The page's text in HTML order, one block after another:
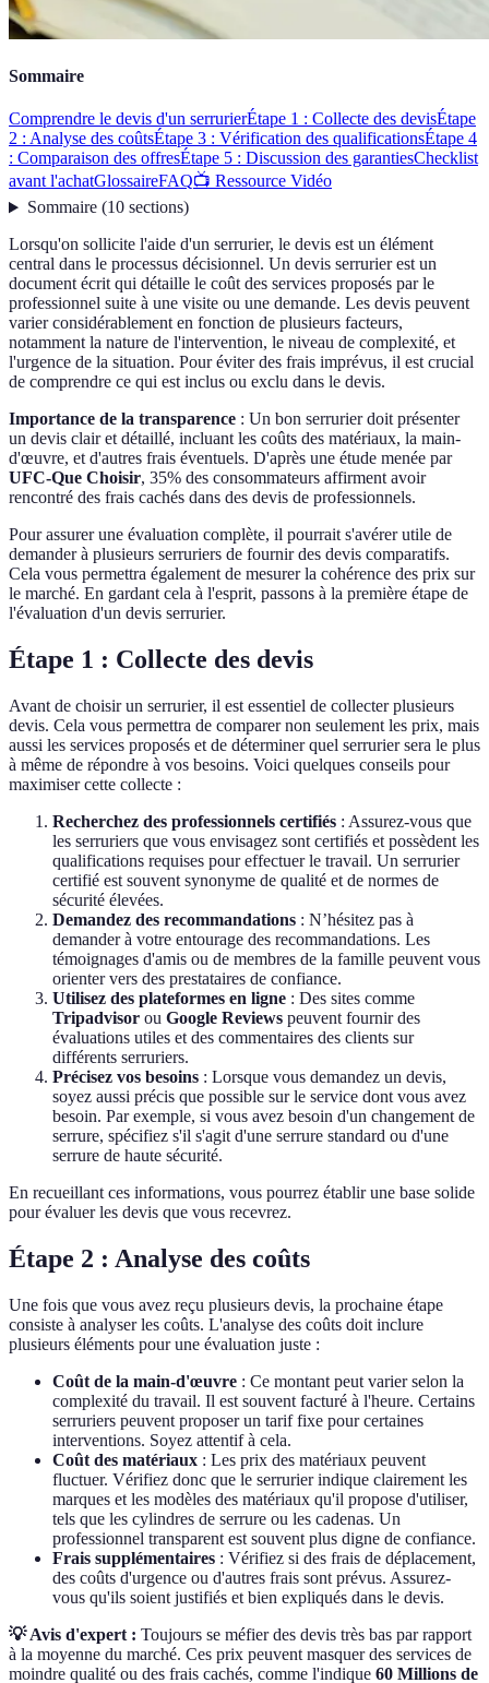
Sommaire
Comprendre le devis d'un serrurierÉtape 1 : Collecte des devisÉtape
2 : Analyse des coûtsÉtape 3 : Vérification des qualificationsÉtape 4
: Comparaison des offresÉtape 5 : Discussion des garantiesChecklist
avant l'achatGlossaireFAQ📺 Ressource Vidéo
Sommaire(10 sections)
Lorsqu'on sollicite l'aide d'un serrurier, le devis est un élément
central dans le processus décisionnel. Un devis serrurier est un
document écrit qui détaille le coût des services proposés par le
professionnel suite à une visite ou une demande. Les devis peuvent
varier considérablement en fonction de plusieurs facteurs,
notamment la nature de l'intervention, le niveau de complexité, et
l'urgence de la situation. Pour éviter des frais imprévus, il est crucial
de comprendre ce qui est inclus ou exclu dans le devis.
Importance de la transparence : Un bon serrurier doit présenter
un devis clair et détaillé, incluant les coûts des matériaux, la main-
d'œuvre, et d'autres frais éventuels. D'après une étude menée par
UFC-Que Choisir, 35% des consommateurs affirment avoir
rencontré des frais cachés dans des devis de professionnels.
Pour assurer une évaluation complète, il pourrait s'avérer utile de
demander à plusieurs serruriers de fournir des devis comparatifs.
Cela vous permettra également de mesurer la cohérence des prix sur
le marché. En gardant cela à l'esprit, passons à la première étape de
l'évaluation d'un devis serrurier.
Étape 1 : Collecte des devis
Avant de choisir un serrurier, il est essentiel de collecter plusieurs
devis. Cela vous permettra de comparer non seulement les prix, mais
aussi les services proposés et de déterminer quel serrurier sera le plus
à même de répondre à vos besoins. Voici quelques conseils pour
maximiser cette collecte :
Recherchez des professionnels certifiés : Assurez-vous que
les serruriers que vous envisagez sont certifiés et possèdent les
qualifications requises pour effectuer le travail. Un serrurier
certifié est souvent synonyme de qualité et de normes de
sécurité élevées.
Demandez des recommandations : N’hésitez pas à
demander à votre entourage des recommandations. Les
témoignages d'amis ou de membres de la famille peuvent vous
orienter vers des prestataires de confiance.
Utilisez des plateformes en ligne : Des sites comme
Tripadvisor ou Google Reviews peuvent fournir des
évaluations utiles et des commentaires des clients sur
différents serruriers.
Précisez vos besoins : Lorsque vous demandez un devis,
soyez aussi précis que possible sur le service dont vous avez
besoin. Par exemple, si vous avez besoin d'un changement de
serrure, spécifiez s'il s'agit d'une serrure standard ou d'une
serrure de haute sécurité.
En recueillant ces informations, vous pourrez établir une base solide
pour évaluer les devis que vous recevrez.
Étape 2 : Analyse des coûts
Une fois que vous avez reçu plusieurs devis, la prochaine étape
consiste à analyser les coûts. L'analyse des coûts doit inclure
plusieurs éléments pour une évaluation juste :
Coût de la main-d'œuvre : Ce montant peut varier selon la
complexité du travail. Il est souvent facturé à l'heure. Certains
serruriers peuvent proposer un tarif fixe pour certaines
interventions. Soyez attentif à cela.
Coût des matériaux : Les prix des matériaux peuvent
fluctuer. Vérifiez donc que le serrurier indique clairement les
marques et les modèles des matériaux qu'il propose d'utiliser,
tels que les cylindres de serrure ou les cadenas. Un
professionnel transparent est souvent plus digne de confiance.
Frais supplémentaires : Vérifiez si des frais de déplacement,
des coûts d'urgence ou d'autres frais sont prévus. Assurez-
vous qu'ils soient justifiés et bien expliqués dans le devis.
💡 Avis d'expert : Toujours se méfier des devis très bas par rapport
à la moyenne du marché. Ces prix peuvent masquer des services de
moindre qualité ou des frais cachés, comme l'indique 60 Millions de